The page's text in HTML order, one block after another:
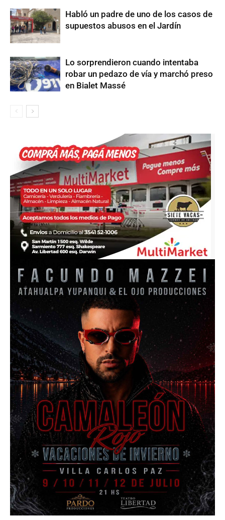
Habló un padre de uno de los casos de
supuestos abusos en el Jardín
Lo sorprendieron cuando intentaba
robar un pedazo de vía y marchó preso
en Bialet Massé